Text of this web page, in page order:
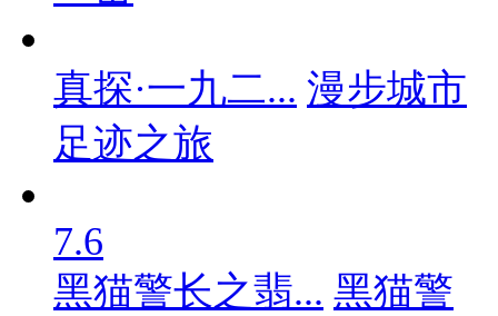
真探·一九二... 漫步城市
足迹之旅
7.6
黑猫警长之翡... 黑猫警